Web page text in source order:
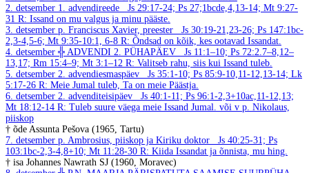
2. detsember 1. advendireede
Js 29:17-24; Ps 27;1bcde,4,13-14; Mt 9:27-
31 R: Issand on mu valgus ja minu pääste.
3. detsember p. Franciscus Xavier, preester
Js 30:19-21,23-26; Ps 147:1bc-
2,3-4,5-6; Mt 9:35-10:1, 6-8 R: Õndsad on kõik, kes ootavad Issandat.
4. detsember ╬ ADVENDI 2. PÜHAPÄEV
Js 11:1–10; Ps 72:2.7–8,12–
13,17; Rm 15:4–9; Mt 3:1–12 R: Valitseb rahu, siis kui Issand tuleb.
5. detsember 2. advendiesmaspäev
Js 35:1-10; Ps 85:9-10,11-12,13-14; Lk
5:17-26 R: Meie Jumal tuleb, Ta on meie Päästja.
6. detsember 2. advenditeisipäev
Js 40:1-11; Ps 96:1-2,3+10ac,11-12,13;
Mt 18:12-14 R: Tuleb suure väega meie Issand Jumal. või v p. Nikolaus,
piiskop
† õde Assunta Pešova (1965, Tartu)
7. detsember p. Ambrosius, piiskop ja Kiriku doktor
Js 40:25-31; Ps
103:1bc-2,3-4,8+10; Mt 11:28-30 R: Kiida Issandat ja õnnista, mu hing.
† isa Johannes Nawrath SJ (1960, Moravec)